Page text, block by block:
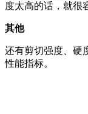
度太高的话，就很
其他
还有剪切强度 、
性能指标。